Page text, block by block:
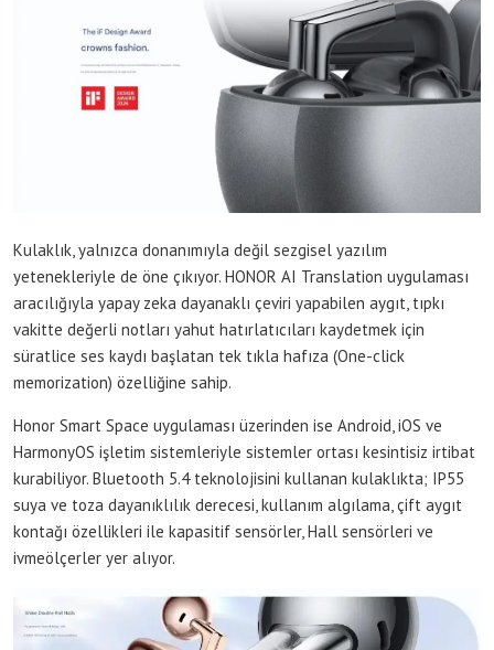
Kulaklık, yalnızca donanımıyla değil sezgisel yazılım
yetenekleriyle de öne çıkıyor. HONOR AI Translation uygulaması
aracılığıyla yapay zeka dayanaklı çeviri yapabilen aygıt, tıpkı
vakitte değerli notları yahut hatırlatıcıları kaydetmek için
süratlice ses kaydı başlatan tek tıkla hafıza (One-click
memorization) özelliğine sahip.
Honor Smart Space uygulaması üzerinden ise Android, iOS ve
HarmonyOS işletim sistemleriyle sistemler ortası kesintisiz irtibat
kurabiliyor. Bluetooth 5.4 teknolojisini kullanan kulaklıkta; IP55
suya ve toza dayanıklılık derecesi, kullanım algılama, çift aygıt
kontağı özellikleri ile kapasitif sensörler, Hall sensörleri ve
ivmeölçerler yer alıyor.